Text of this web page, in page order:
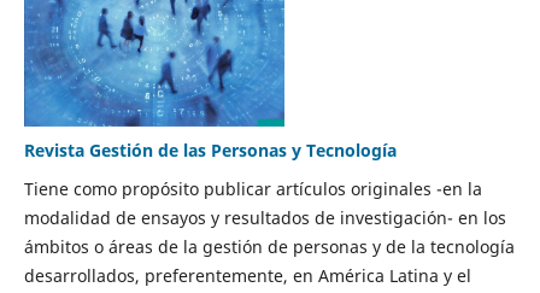
Revista Gestión de las Personas y Tecnología
Tiene como propósito publicar artículos originales -en la
modalidad de ensayos y resultados de investigación- en los
ámbitos o áreas de la gestión de personas y de la tecnología
desarrollados, preferentemente, en América Latina y el